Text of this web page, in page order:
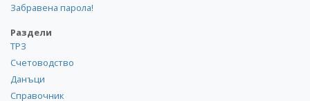
Забравена парола!
Раздели
ТРЗ
Счетоводство
Данъци
Справочник